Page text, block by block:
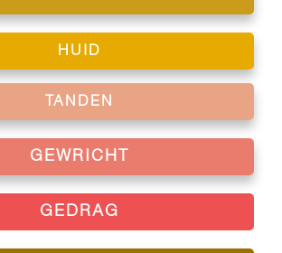
HUID
TANDEN
GEWRICHT
GEDRAG